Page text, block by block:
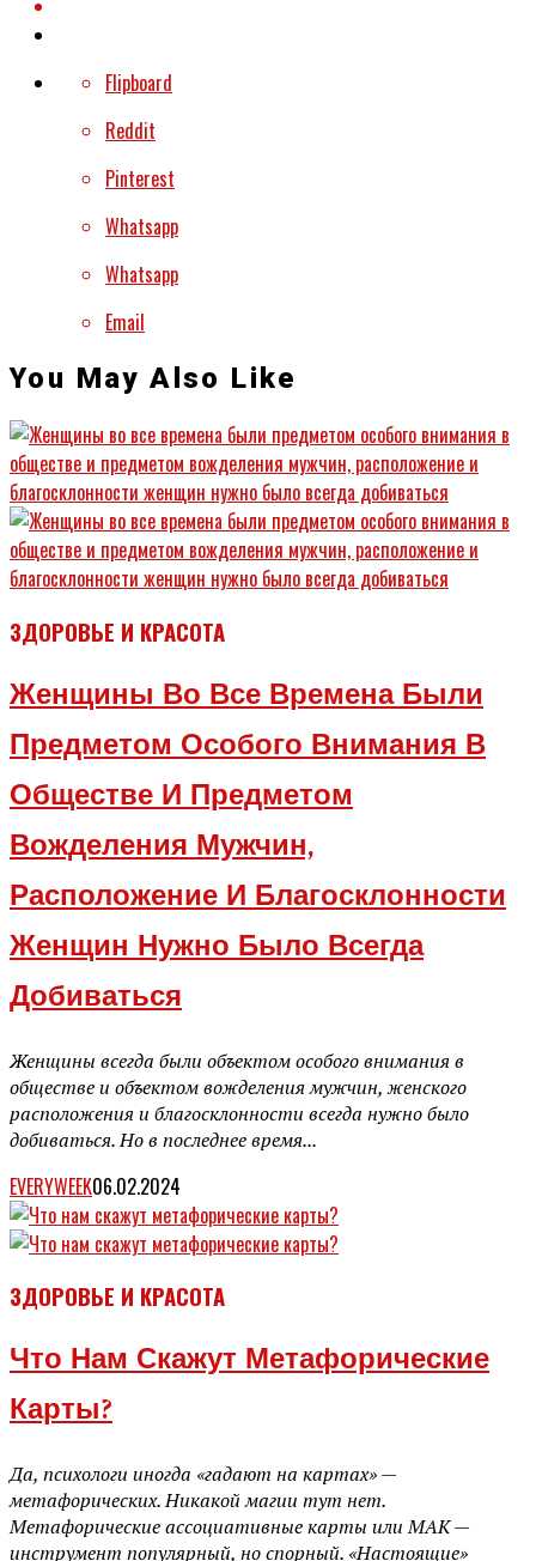
Flipboard
Reddit
Pinterest
Whatsapp
Whatsapp
Email
You May Also Like
ЗДОРОВЬЕ И КРАСОТА
Женщины Во Все Времена Были
Предметом Особого Внимания В
Обществе И Предметом
Вожделения Мужчин,
Расположение И Благосклонности
Женщин Нужно Было Всегда
Добиваться
Женщины всегда были объектом особого внимания в
обществе и объектом вожделения мужчин, женского
расположения и благосклонности всегда нужно было
добиваться. Но в последнее время...
EVERYWEEK06.02.2024
ЗДОРОВЬЕ И КРАСОТА
Что Нам Скажут Метафорические
Карты?
Да, психологи иногда «гадают на картах» —
метафорических. Никакой магии тут нет.
Метафорические ассоциативные карты или МАК —
инструмент популярный, но спорный. «Настоящие»